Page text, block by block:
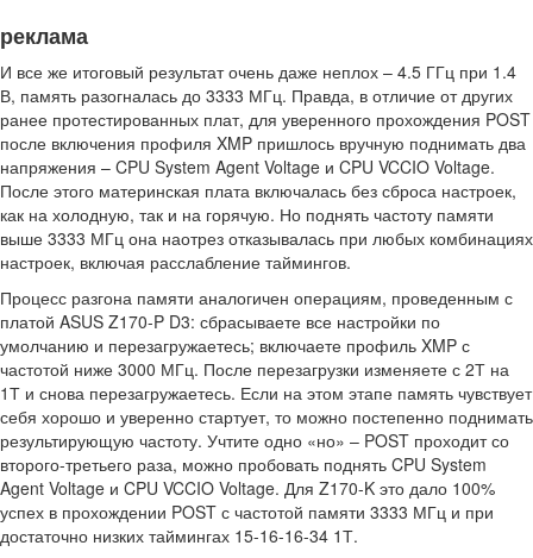
реклама
И все же итоговый результат очень даже неплох – 4.5 ГГц при 1.4
В, память разогналась до 3333 МГц. Правда, в отличие от других
ранее протестированных плат, для уверенного прохождения POST
после включения профиля XMP пришлось вручную поднимать два
напряжения – CPU System Agent Voltage и CPU VCCIO Voltage.
После этого материнская плата включалась без сброса настроек,
как на холодную, так и на горячую. Но поднять частоту памяти
выше 3333 МГц она наотрез отказывалась при любых комбинациях
настроек, включая расслабление таймингов.
Процесс разгона памяти аналогичен операциям, проведенным с
платой ASUS Z170-P D3: сбрасываете все настройки по
умолчанию и перезагружаетесь; включаете профиль XMP с
частотой ниже 3000 МГц. После перезагрузки изменяете с 2Т на
1Т и снова перезагружаетесь. Если на этом этапе память чувствует
себя хорошо и уверенно стартует, то можно постепенно поднимать
результирующую частоту. Учтите одно «но» – POST проходит со
второго-третьего раза, можно пробовать поднять CPU System
Agent Voltage и CPU VCCIO Voltage. Для Z170-K это дало 100%
успех в прохождении POST с частотой памяти 3333 МГц и при
достаточно низких таймингах 15-16-16-34 1Т.